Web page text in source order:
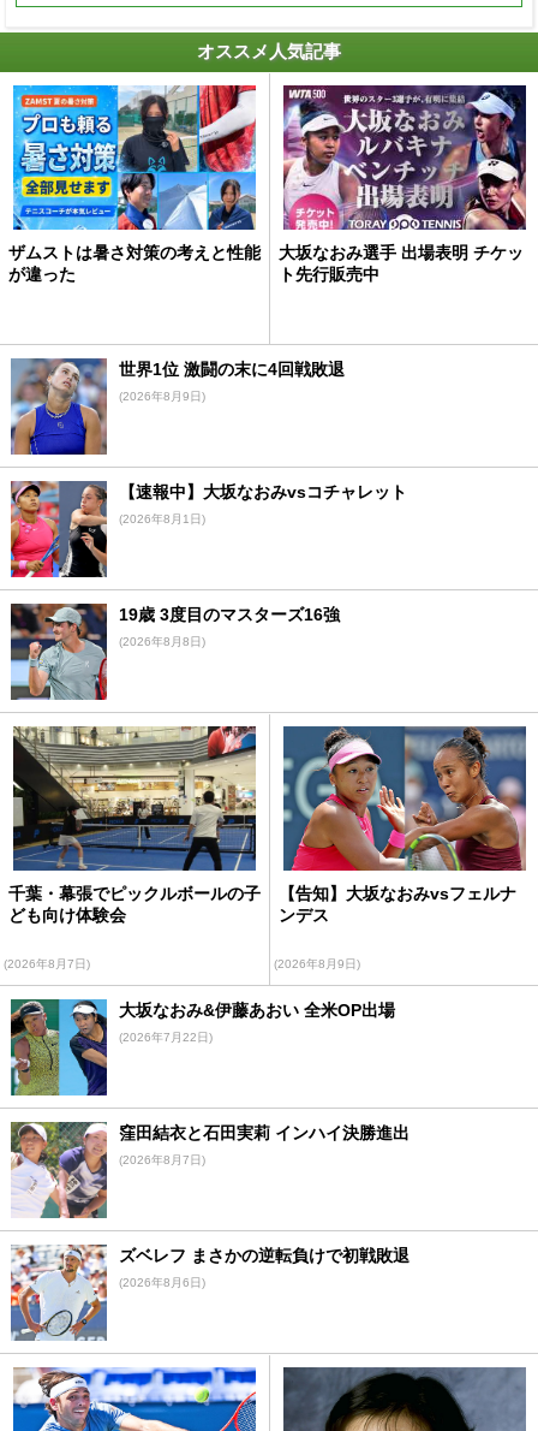
オススメ人気記事
ザムストは暑さ対策の考えと性能
が違った
大坂なおみ選手 出場表明 チケッ
ト先行販売中
世界1位 激闘の末に4回戦敗退
(2026年8月9日)
【速報中】大坂なおみvsコチャレット
(2026年8月1日)
19歳 3度目のマスターズ16強
(2026年8月8日)
千葉・幕張でピックルボールの子
ども向け体験会
(2026年8月7日)
【告知】大坂なおみvsフェルナ
ンデス
(2026年8月9日)
大坂なおみ&伊藤あおい 全米OP出場
(2026年7月22日)
窪田結衣と石田実莉 インハイ決勝進出
(2026年8月7日)
ズベレフ まさかの逆転負けで初戦敗退
(2026年8月6日)